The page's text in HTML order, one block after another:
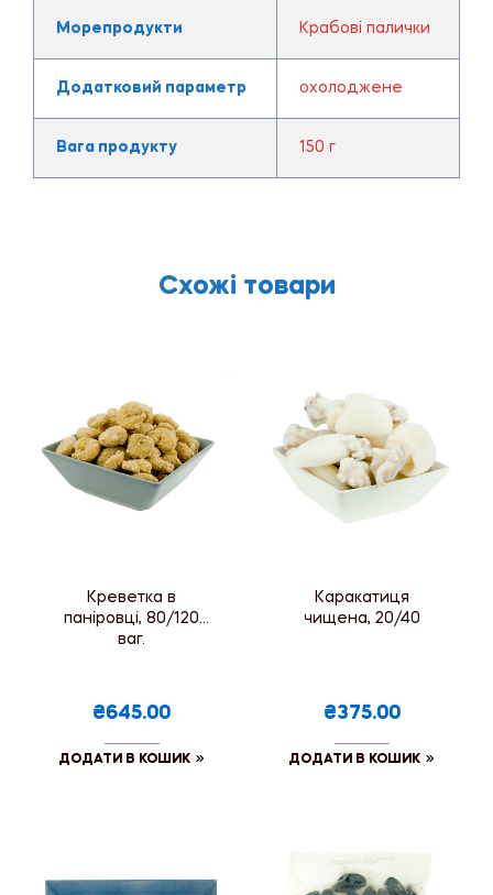
Морепродукти Крабові палички
Додатковий параметр охолоджене
Вага продукту 150 г
Схожі товари
Креветка в
паніровці, 80/120
ваг.
₴645.00
ДОДАТИ В КОШИК
Каракатиця
чищена, 20/40
₴375.00
ДОДАТИ В КОШИК